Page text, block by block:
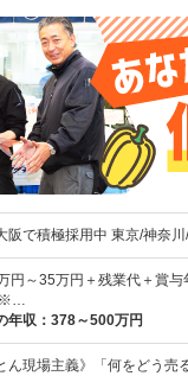
阪で積極採用中 東京/神奈
円～35万円＋残業代＋賞
※…
年収： 378～500万円
ん現場主義》「何をどう